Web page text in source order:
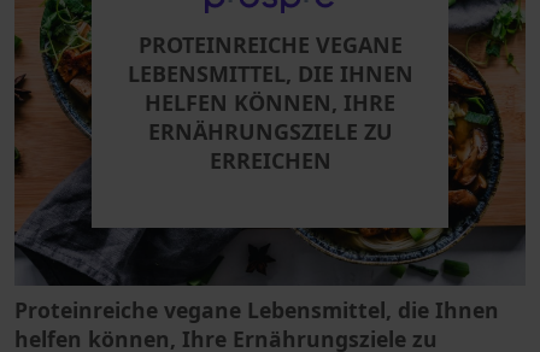
PROTEINREICHE VEGANE
LEBENSMITTEL, DIE IHNEN
HELFEN KÖNNEN, IHRE
ERNÄHRUNGSZIELE ZU
ERREICHEN
Proteinreiche vegane Lebensmittel, die Ihnen
helfen können, Ihre Ernährungsziele zu